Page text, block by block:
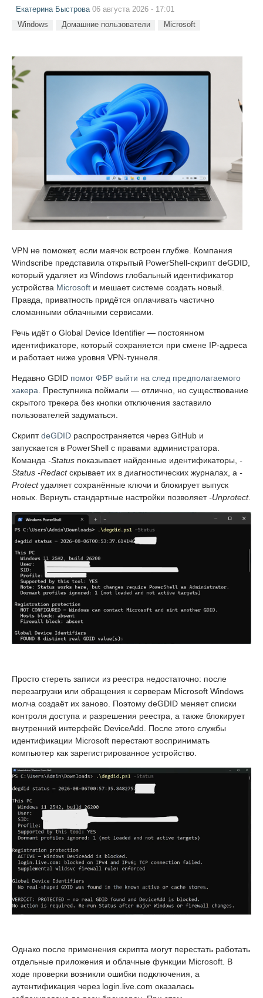
Екатерина Быстрова06 августа 2026 - 17:01
Windows Домашние пользователи Microsoft
VPN не поможет, если маячок встроен глубже. Компания
Windscribe представила открытый PowerShell-скрипт deGDID,
который удаляет из Windows глобальный идентификатор
устройства Microsoft и мешает системе создать новый.
Правда, приватность придётся оплачивать частично
сломанными облачными сервисами.
Речь идёт о Global Device Identifier — постоянном
идентификаторе, который сохраняется при смене IP-адреса
и работает ниже уровня VPN-туннеля.
Недавно GDID помог ФБР выйти на след предполагаемого
хакера . Преступника поймали — отлично, но существование
скрытого трекера без кнопки отключения заставило
пользователей задуматься.
СкриптdeGDID распространяется через GitHub и
запускается в PowerShell с правами администратора.
Команда -Status показывает найденные идентификаторы, -
Status -Redactскрывает их в диагностических журналах, а -
Protectудаляет сохранённые ключи и блокирует выпуск
новых. Вернуть стандартные настройки позволяет-Unprotect.
Просто стереть записи из реестра недостаточно: после
перезагрузки или обращения к серверам Microsoft Windows
молча создаёт их заново. Поэтому deGDID меняет списки
контроля доступа и разрешения реестра, а также блокирует
внутренний интерфейс DeviceAdd. После этого службы
идентификации Microsoft перестают воспринимать
компьютер как зарегистрированное устройство.
Однако после применения скрипта могут перестать работать
отдельные приложения и облачные функции Microsoft. В
ходе проверки возникли ошибки подключения, а
аутентификация через login.live.com оказалась